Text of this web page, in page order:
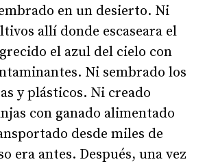
en un desierto. Ni
allí donde escaseara el
el azul del cielo con
Ni sembrado los
y plásticos. Ni creado
con ganado alimentado
desde miles de
era antes. Después, una vez